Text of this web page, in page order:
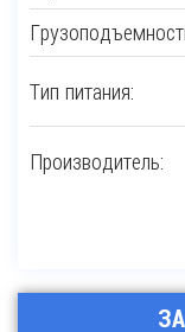
Тип питания:
Производитель: